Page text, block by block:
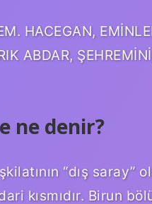
HACEGAN,
ABDAR,
ne denir?
“dış saray”
kısmıdır. Birun